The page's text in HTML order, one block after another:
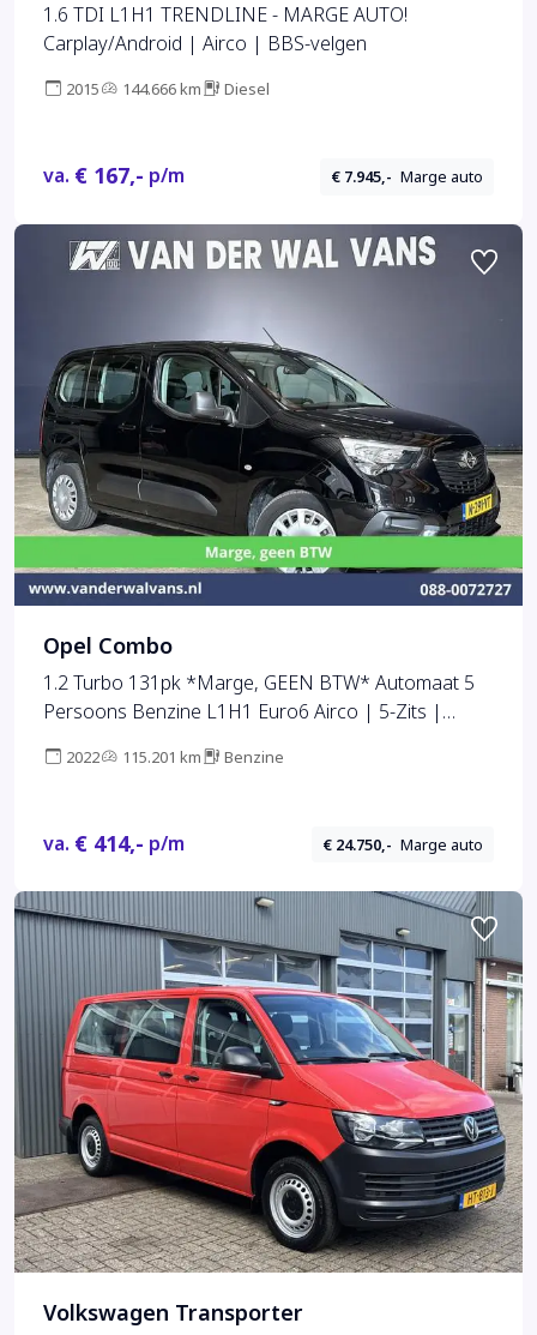
1.6 TDI L1H1 TRENDLINE - MARGE AUTO!
Carplay/Android | Airco | BBS-velgen
2015 144.666 km Diesel
va. € 167,- p/m € 7.945,- Marge auto
Opel Combo
1.2 Turbo 131pk *Marge, GEEN BTW* Automaat 5
Persoons Benzine L1H1 Euro6 Airco | 5-Zits |
Cruisecontrol, Trekhaak, Parkeersensoren,
2022 115.201 km Benzine
va. € 414,- p/m € 24.750,- Marge auto
Volkswagen Transporter